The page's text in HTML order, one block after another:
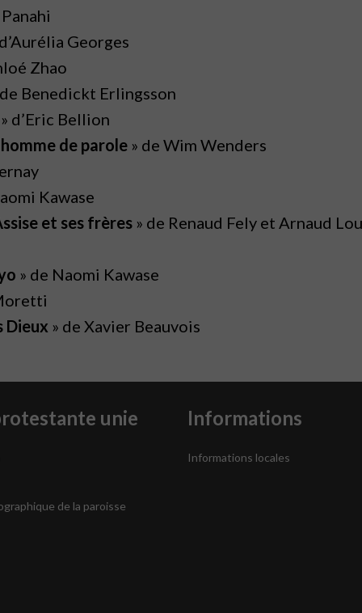
Georges
Zhao
de Benedickt Erlingsson
» d’Eric Bellion
de parole » de Wim Wenders
Kawase
et ses frères » de Renaud Fely et Arnaud
» de Naomi Kawase
Dieux » de Xavier Beauvois
unie
de la paroisse
Informations
Informations locales